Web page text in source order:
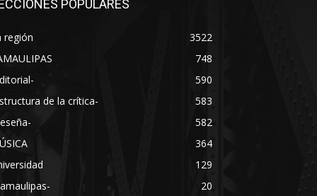
POPULARES
región
3522
748
590
de la crítica-
583
582
364
129
20